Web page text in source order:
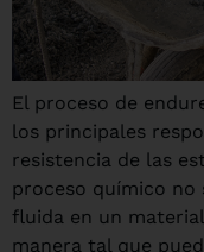
El proceso de
los principales
resistencia de las
proceso químico
fluida en un
manera tal que